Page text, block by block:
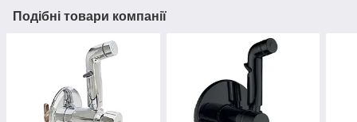
Подібні товари компанії